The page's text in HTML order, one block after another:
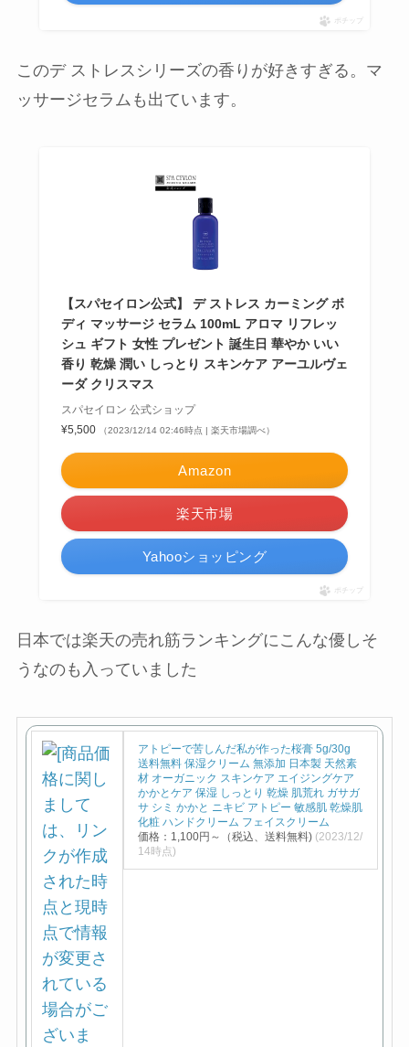
ポチップ
このデ ストレスシリーズの香りが好きすぎる。マ
ッサージセラムも出ています。
【スパセイロン公式】 デ ストレス カーミング ボ
ディ マッサージ セラム 100mL アロマ リフレッ
シュ ギフト 女性 プレゼント 誕生日 華やか いい
香り 乾燥 潤い しっとり スキンケア アーユルヴェ
ーダ クリスマス
スパセイロン 公式ショップ
¥5,500
（2023/12/14 02:46時点 | 楽天市場調べ）
Amazon
楽天市場
Yahooショッピング
ポチップ
日本では楽天の売れ筋ランキングにこんな優しそ
うなのも入っていました
アトピーで苦しんだ私が作った桜膏 5g/30g
送料無料 保湿クリーム 無添加 日本製 天然素
材 オーガニック スキンケア エイジングケア
かかとケア 保湿 しっとり 乾燥 肌荒れ ガサガ
サ シミ かかと ニキビ アトピー 敏感肌 乾燥肌
化粧 ハンドクリーム フェイスクリーム
価格：1,100円～（税込、送料無料) (2023/12/
14時点)